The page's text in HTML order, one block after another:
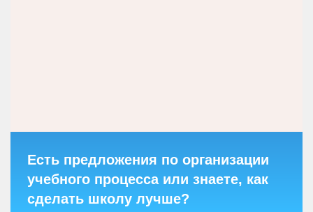
Есть предложения по организации
учебного процесса или знаете, как
сделать школу лучше?